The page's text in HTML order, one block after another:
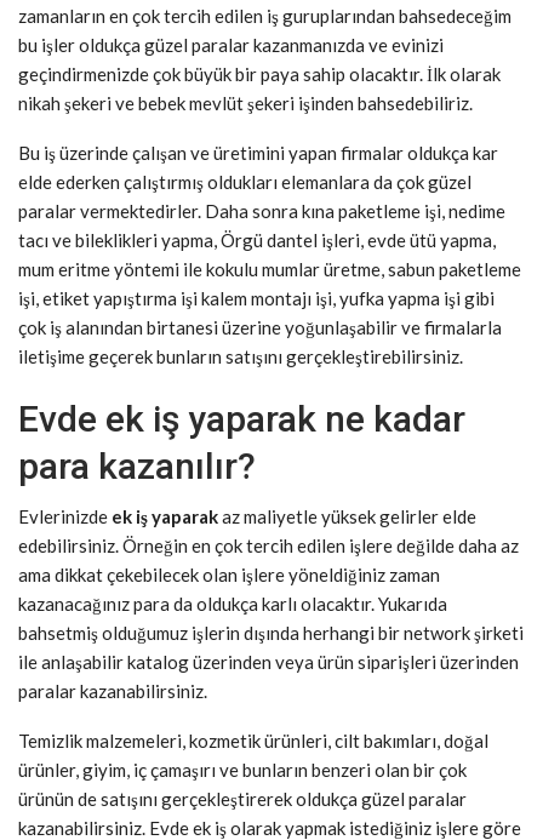
zamanların en çok tercih edilen iş guruplarından bahsedeceğim
bu işler oldukça güzel paralar kazanmanızda ve evinizi
geçindirmenizde çok büyük bir paya sahip olacaktır. İlk olarak
nikah şekeri ve bebek mevlüt şekeri işinden bahsedebiliriz.
Bu iş üzerinde çalışan ve üretimini yapan firmalar oldukça kar
elde ederken çalıştırmış oldukları elemanlara da çok güzel
paralar vermektedirler. Daha sonra kına paketleme işi, nedime
tacı ve bileklikleri yapma, Örgü dantel işleri, evde ütü yapma,
mum eritme yöntemi ile kokulu mumlar üretme, sabun paketleme
işi, etiket yapıştırma işi kalem montajı işi, yufka yapma işi gibi
çok iş alanından birtanesi üzerine yoğunlaşabilir ve firmalarla
iletişime geçerek bunların satışını gerçekleştirebilirsiniz.
Evde ek iş yaparak ne kadar
para kazanılır?
Evlerinizde ek iş yaparakaz maliyetle yüksek gelirler elde
edebilirsiniz. Örneğin en çok tercih edilen işlere değilde daha az
ama dikkat çekebilecek olan işlere yöneldiğiniz zaman
kazanacağınız para da oldukça karlı olacaktır. Yukarıda
bahsetmiş olduğumuz işlerin dışında herhangi bir network şirketi
ile anlaşabilir katalog üzerinden veya ürün siparişleri üzerinden
paralar kazanabilirsiniz.
Temizlik malzemeleri, kozmetik ürünleri, cilt bakımları, doğal
ürünler, giyim, iç çamaşırı ve bunların benzeri olan bir çok
ürünün de satışını gerçekleştirerek oldukça güzel paralar
kazanabilirsiniz. Evde ek iş olarak yapmak istediğiniz işlere göre